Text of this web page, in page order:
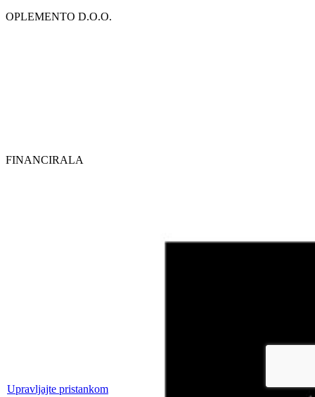
OPLEMENTO D.O.O.
FINANCIRALA
Upravljajte pristankom